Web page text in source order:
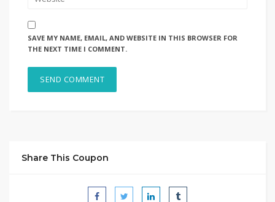
SAVE MY NAME, EMAIL, AND WEBSITE IN THIS BROWSER FOR
THE NEXT TIME I COMMENT.
Share This Coupon